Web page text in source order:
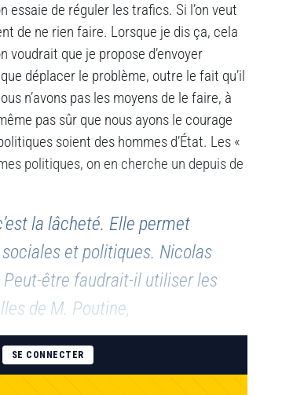
essaie de réguler les trafics. Si l’on veut
de ne rien faire. Lorsque je dis ça, cela
voudrait que je propose d’envoyer
déplacer le problème, outre le fait qu’il
n’avons pas les moyens de le faire, à
pas sûr que nous ayons le courage
soient des hommes d’État. Les «
politiques, on en cherche un depuis de
la lâcheté. Elle permet
et politiques. Nicolas
être faudrait-il utiliser les
de M. Poutine,
SE CONNECTER